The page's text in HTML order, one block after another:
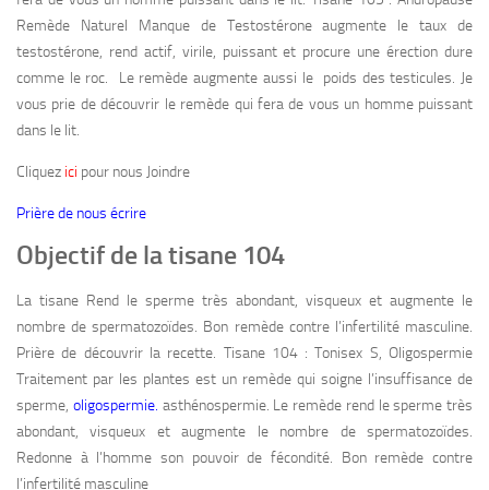
Remède Naturel Manque de Testostérone augmente le taux de
testostérone, rend actif, virile, puissant et procure une érection dure
comme le roc. Le remède augmente aussi le poids des testicules. Je
vous prie de découvrir le remède qui fera de vous un homme puissant
dans le lit.
Cliquez ici pour nous Joindre
Prière de nous écrire
Objectif de la tisane 104
La tisane Rend le sperme très abondant, visqueux et augmente le
nombre de spermatozoïdes. Bon remède contre l’infertilité masculine.
Prière de découvrir la recette. Tisane 104 : Tonisex S, Oligospermie
Traitement par les plantes est un remède qui soigne l’insuffisance de
sperme, oligospermie. asthénospermie. Le remède rend le sperme très
abondant, visqueux et augmente le nombre de spermatozoïdes.
Redonne à l’homme son pouvoir de fécondité. Bon remède contre
l’infertilité masculine